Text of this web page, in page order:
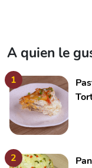
A quien le
1
2